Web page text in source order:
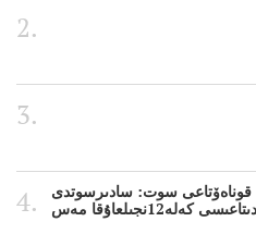
قوناەۆتاعى سوت: سادىرسوتدى